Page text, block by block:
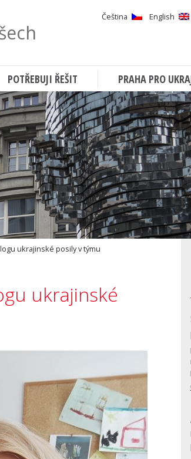
Čeština English
POTŘEBUJI ŘEŠIT PRAHA PRO
ukrajinské posily v týmu
ukrajinské